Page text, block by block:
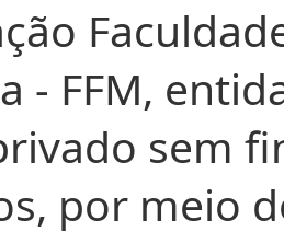
- FFM,
sem
por meio